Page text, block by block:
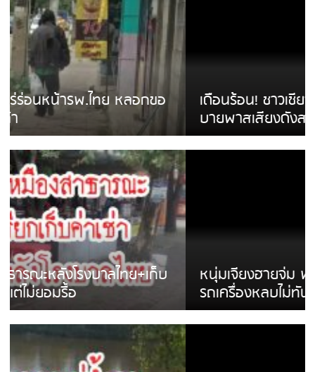
เดือนร้อน! ชาวเชียงรายบ่นรถ Isuzu สีขาวซิ่ง
บายพาสเสียงดังสร้างความรำคาญ
หนุ่มเจียงฮายจ่ม พบถังน้ำดื่มตกกลางถนน
รถเครื่องหลบไม่ทันล้มบาดเจ็บ